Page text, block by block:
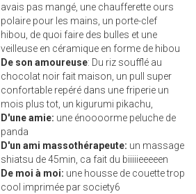
avais pas mangé, une chaufferette ours
polaire pour les mains, un porte-clef
hibou, de quoi faire des bulles et une
veilleuse en céramique en forme de hibou
De son amoureuse: Du riz soufflé au
chocolat noir fait maison, un pull super
confortable repéré dans une friperie un
mois plus tot, un kigurumi pikachu,
D'une amie: une énoooorme peluche de
panda
D'un ami massothérapeute: un massage
shiatsu de 45min, ca fait du biiiiieeeeen
De moi à moi: une housse de couette trop
cool imprimée par society6